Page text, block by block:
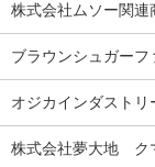
株式会社ムソー関連
ブラウンシュガーフ
オジカインダストリ
株式会社夢大地 ク